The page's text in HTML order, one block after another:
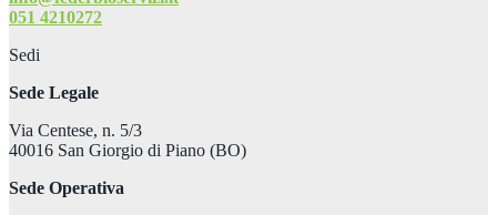
051 4210272
Sedi
Sede Legale
Via Centese, n. 5/3
40016 San Giorgio di Piano (BO)
Sede Operativa